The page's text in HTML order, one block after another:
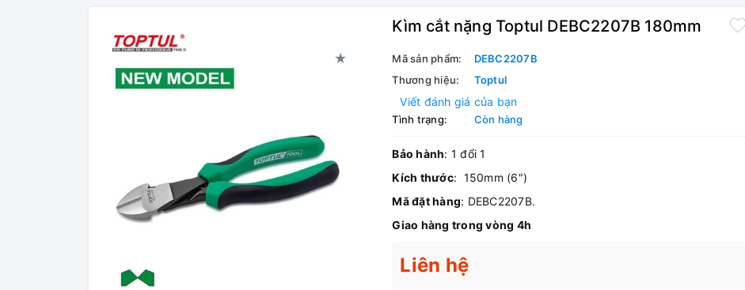
Kìm cắt nặng Toptul DEBC2207B 180mm
Mã sản phẩm:
DEBC2207B
Thương hiệu:
Toptul
Viết đánh giá của bạn
Tình trạng: Còn hàng
Bảo hành: 1 đổi 1
Kích thước: 150mm (6")
Mã đặt hàng: DEBC2207B.
Giao hàng trong vòng 4h
Liên hệ